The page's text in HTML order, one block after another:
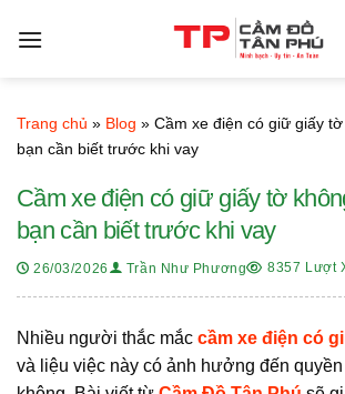
qua
Trang chủ » Blog » Cầm xe điện có giữ giấy
bạn cần biết trước khi vay
Cầm xe điện có giữ giấy tờ
bạn cần biết trước khi vay
26/03/2026 Trần Như Phương 8357 Lượt
Nhiều người thắc mắc cầm xe điện có
và liệu việc này có ảnh hưởng đến